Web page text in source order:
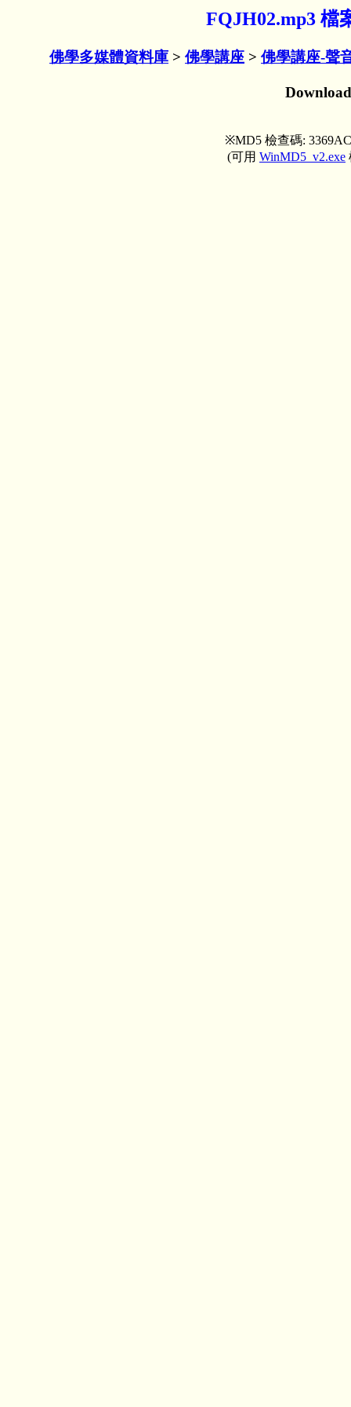
FQJH02.mp3 檔
佛學多媒體資料庫 > 佛學講座 > 佛學講座-聲
※MD5 檢查碼:
(可用 WinMD5_v2.exe